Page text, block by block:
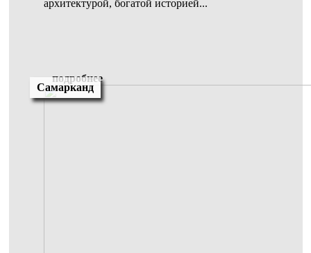
архитектурой, богатой историей...
подробнее
Самарканд